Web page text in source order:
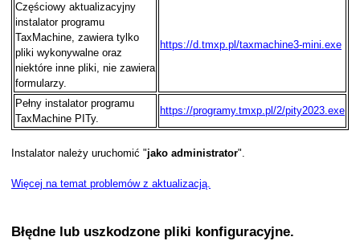
Częściowy aktualizacyjny
instalator programu
TaxMachine, zawiera tylko
pliki wykonywalne oraz
niektóre inne pliki, nie zawiera
formularzy.
https://d.tmxp.pl/taxmachine3-mini.exe
Pełny instalator programu
TaxMachine PITy.
https://programy.tmxp.pl/2/pity2023.exe
Instalator należy uruchomić "jako administrator".
Więcej na temat problemów z aktualizacją.
Błędne lub uszkodzone pliki konfiguracyjne.